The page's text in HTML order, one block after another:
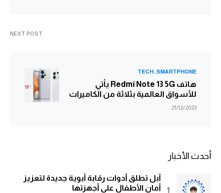
NEXT POST
SMARTPHONE
TECH
هاتف Redmi Note 13 5G يأتي
للأسواق العالمية بثلاثة من الكاميرات
21/12/2023
أحدث الأخبار
آبل تطلق أدوات رقابة أبوية جديدة لتعزيز
أمان الأطفال على أجهزتها